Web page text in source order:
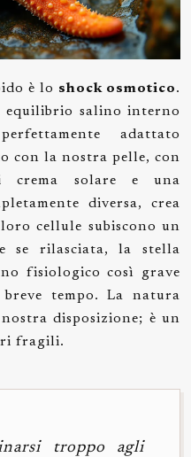
è lo shock osmotico.
equilibrio salino interno
adattato
con la nostra pelle, con
solare e una
diversa, crea
cellule subiscono un
se rilasciata, la stella
fisiologico così grave
tempo. La natura
disposizione; è un
fragili.
troppo agli